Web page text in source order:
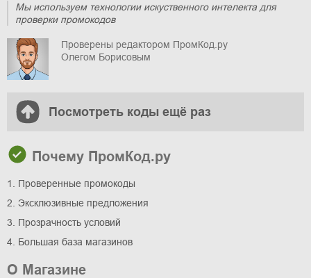
Мы используем технологии искуственного интелекта для
проверки промокодов
Проверены редактором ПромКод.ру
Олегом Борисовым
Посмотреть коды ещё раз
Почему ПромКод.ру
1. Проверенные промокоды
2. Эксклюзивные предложения
3. Прозрачность условий
4. Большая база магазинов
О Магазине